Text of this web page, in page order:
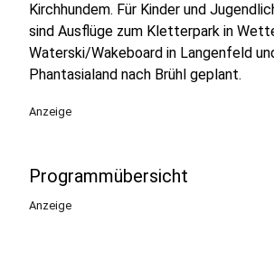
Kirchhundem. Für Kinder und
sind Ausflüge zum Kletterpark in
Waterski/Wakeboard in Langenfeld
Phantasialand nach Brühl geplant.
Anzeige
Programmübersicht
Anzeige